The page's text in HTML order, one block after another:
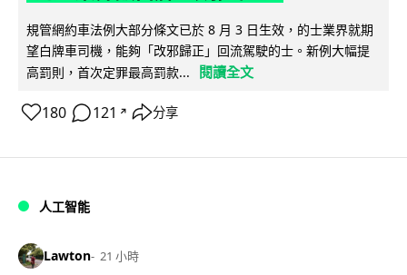
規管網約車法例大部分條文已於 8 月 3 日生效，的士業界就期
望白牌車司機，能夠「改邪歸正」回流駕駛的士。新例大幅提
高罰則，首次定罪最高罰款...
閱讀全文
180 121 ↗ 分享
人工智能
Lawton 21 小時